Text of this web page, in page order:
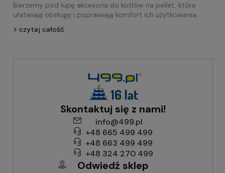
Bierzemy pod lupę akcesoria do kotłów na pellet, które
ułatwiają obsługę i poprawiają komfort ich użytkowania.
czytaj całość
Skontaktuj się z nami!
info@499.pl
+48 665 499 499
+48 663 499 499
+48 324 270 499
Odwiedź sklep